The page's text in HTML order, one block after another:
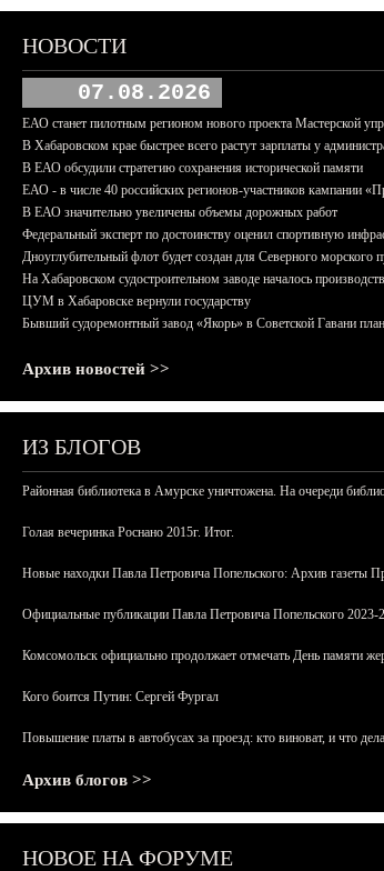
НОВОСТИ
07.08.2026
ЕАО станет пилотным регионом нового проекта Мастерской
В Хабаровском крае быстрее всего растут зарплаты у
В ЕАО обсудили стратегию сохранения исторической памяти
ЕАО - в числе 40 российских регионов-участников кампании
В ЕАО значительно увеличены объемы дорожных работ
Федеральный эксперт по достоинству оценил спортивную
Дноуглубительный флот будет создан для Северного морского
На Хабаровском судостроительном заводе началось
ЦУМ в Хабаровске вернули государству
Бывший судоремонтный завод «Якорь» в Советской Гавани
Архив новостей >>
ИЗ БЛОГОВ
Районная библиотека в Амурске уничтожена. На очереди
Голая вечеринка Роснано 2015г. Итог.
Новые находки Павла Петровича Попельского: Архив газеты
Официальные публикации Павла Петровича Попельского
Комсомольск официально продолжает отмечать День памяти
Кого боится Путин: Сергей Фургал
Повышение платы в автобусах за проезд: кто виноват, и что
Архив блогов >>
НОВОЕ НА ФОРУМЕ